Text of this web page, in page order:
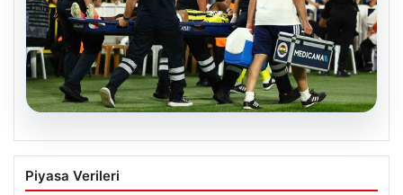
05.08.2026
Fenerbahçe’de Sturm Graz Maçında
Oosterwolde’den Üzücü Haber!
Piyasa Verileri